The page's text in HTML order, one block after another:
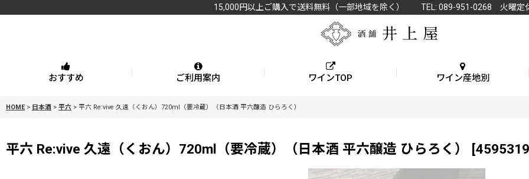
15,000円以上ご購入で送料無料（一部地域を除く） TEL: 089-951-0268 火曜定
おすすめ ご利用案内 ワインTOP ワイン産地別
HOME > 日本酒 > 平六 > 平六 Re:vive 久遠（くおん）720ml（要冷蔵）（日本酒 平六醸造 ひらろく）
平六 Re:vive 久遠（くおん）720ml（要冷蔵）（日本酒 平六醸造 ひらろく） [